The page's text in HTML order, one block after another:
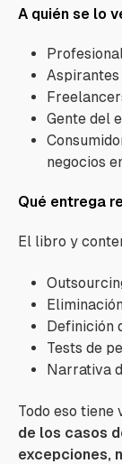
A quién se lo
Gente del
negocios
Qué entrega
El libro y
Definición
Tests de
Narrativa
Todo eso tiene
de los casos
excepciones,